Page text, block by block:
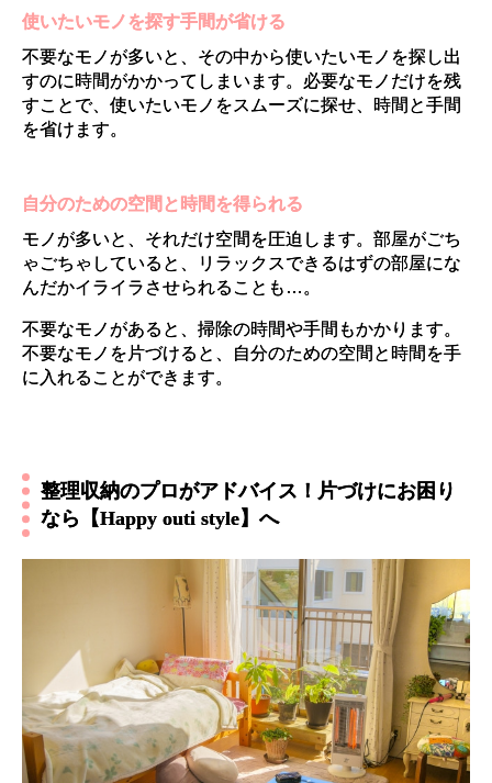
使いたいモノを探す手間が省ける
不要なモノが多いと、その中から使いたいモノを探し出
すのに時間がかかってしまいます。必要なモノだけを残
すことで、使いたいモノをスムーズに探せ、時間と手間
を省けます。
自分のための空間と時間を得られる
モノが多いと、それだけ空間を圧迫します。部屋がごち
ゃごちゃしていると、リラックスできるはずの部屋にな
んだかイライラさせられることも…。
不要なモノがあると、掃除の時間や手間もかかります。
不要なモノを片づけると、自分のための空間と時間を手
に入れることができます。
整理収納のプロがアドバイス！片づけにお困り
なら【Happy outi style】へ